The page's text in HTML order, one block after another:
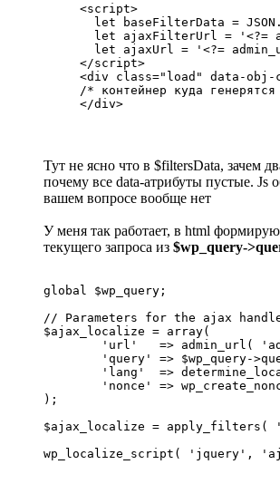
<script>
let baseFilterData =
let ajaxFilterUrl = '<?=
let ajaxUrl = '<?=
</script>
<div class="load" data-obj-
/* контейнер куда
</div>
Тут не ясно что в $filtersData, зачем
почему все data-атрибуты пустые. Js
вашем вопросе вообще нет
У меня так работает, в html
текущего запроса из $wp_query-
global $wp_query;
// Parameters for the ajax
$ajax_localize = array(
);
$ajax_localize = apply_filters(
wp_localize_script( 'jquery',